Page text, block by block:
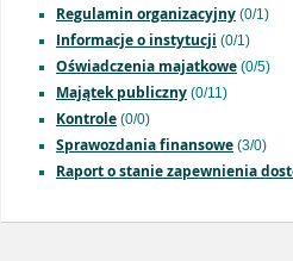
Regulamin organizacyjny (0/1)
Informacje o instytucji (0/1)
Oświadczenia majatkowe (0/5)
Majątek publiczny (0/11)
Kontrole (0/0)
Sprawozdania finansowe (3/0)
Raport o stanie zapewnienia